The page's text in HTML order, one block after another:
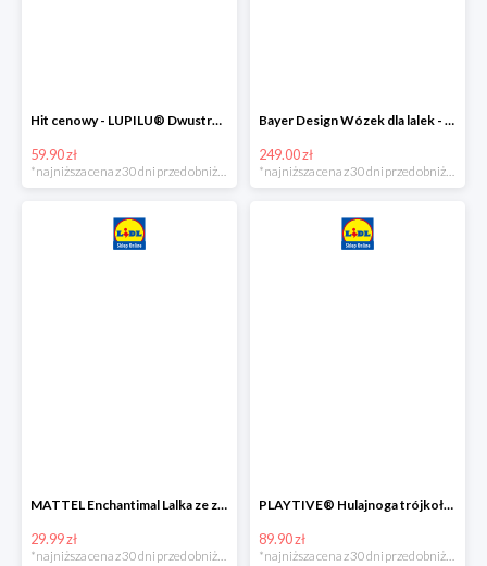
Hit cenowy - LUPILU® Dwustronna kurtka pikowana dziewczęca
59.90 zł
*najniższa cena z 30 dni przed obniżką
Bayer Design Wózek dla lalek - megazestaw
249.00 zł
*najniższa cena z 30 dni przed obniżką
MATTEL Enchantimal Lalka ze zwierzątkiem
29.99 zł
*najniższa cena z 30 dni przed obniżką
PLAYTIVE® Hulajnoga trójkołowa Tri Scooter z diodami LED
89.90 zł
*najniższa cena z 30 dni przed obniżką